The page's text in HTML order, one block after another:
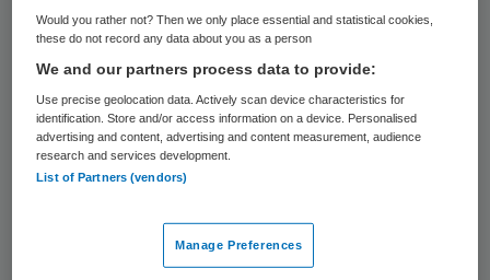
een protocol opgesteld voor de
handelswijze bij een nadrukkelijk en
herhaaldelijk verzoek om hulp bij zelfdoding.
Enkel in uitzonderlijke gevallen kan een
psychiater ervoor kiezen
heffen. De vereniging pleit echter voor het
bespreken van de mogelijkheid tot hulp bij
Would you rather not? Then we only place essential and statistical cookies,
these do not record any data about you as a person
We and our partners process data to provide:
Use precise geolocation data. Actively scan device characteristics for
identification. Store and/or access information on a device. Personalised
advertising and content, advertising and content measurement, audience
research and services development.
List of Partners (vendors)
Manage Preferences